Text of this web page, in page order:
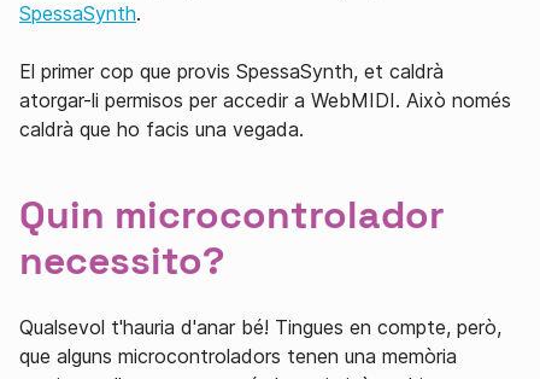
SpessaSynth.
El primer cop que provis SpessaSynth, et caldrà
atorgar-li permisos per accedir a WebMIDI. Això només
caldrà que ho facis una vegada.
Quin microcontrolador
necessito?
Qualsevol t'hauria d'anar bé! Tingues en compte, però,
que alguns microcontroladors tenen una memòria